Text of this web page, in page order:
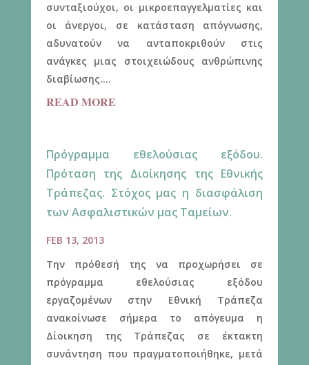
συνταξιούχοι, οι μικροεπαγγελματίες και
οι άνεργοι, σε κατάσταση απόγνωσης,
αδυνατούν να ανταποκριθούν στις
ανάγκες μιας στοιχειώδους ανθρώπινης
διαβίωσης....
READ MORE
Πρόγραμμα εθελούσιας εξόδου.
Πρόταση της Διοίκησης της Εθνικής
Τράπεζας. Στόχος μας η διασφάλιση
των Ασφαλιστικών μας Ταμείων.
FEB 13, 2013
Την πρόθεσή της να προχωρήσει σε
πρόγραμμα εθελούσιας εξόδου
εργαζομένων στην Εθνική Τράπεζα
ανακοίνωσε σήμερα το απόγευμα η
Δίοικηση της Τράπεζας σε έκτακτη
συνάντηση που πραγματοποιήθηκε, μετά